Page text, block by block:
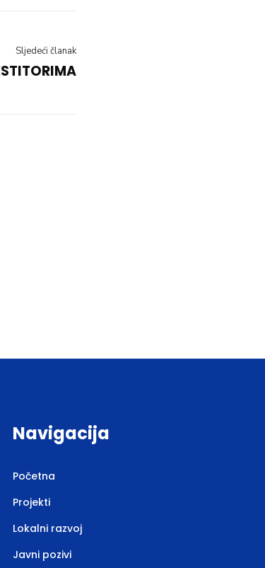
Sljedeći članak
Navigacija
Početna
Projekti
Lokalni razvoj
Javni pozivi